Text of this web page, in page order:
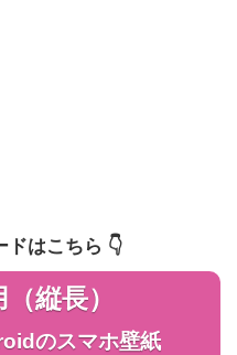
ドはこちら 👇️
縦長）
のスマホ壁紙